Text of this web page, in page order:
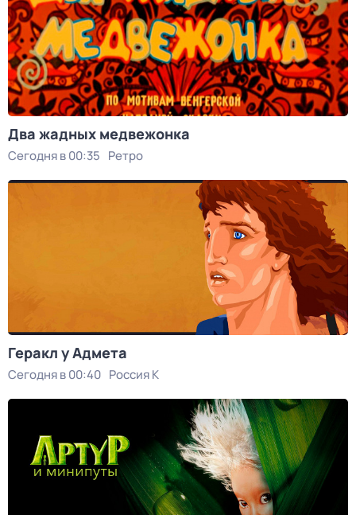
Два жадных медвежонка
Сегодня в 00:35 Ретро
Геракл у Адмета
Сегодня в 00:40 Россия К